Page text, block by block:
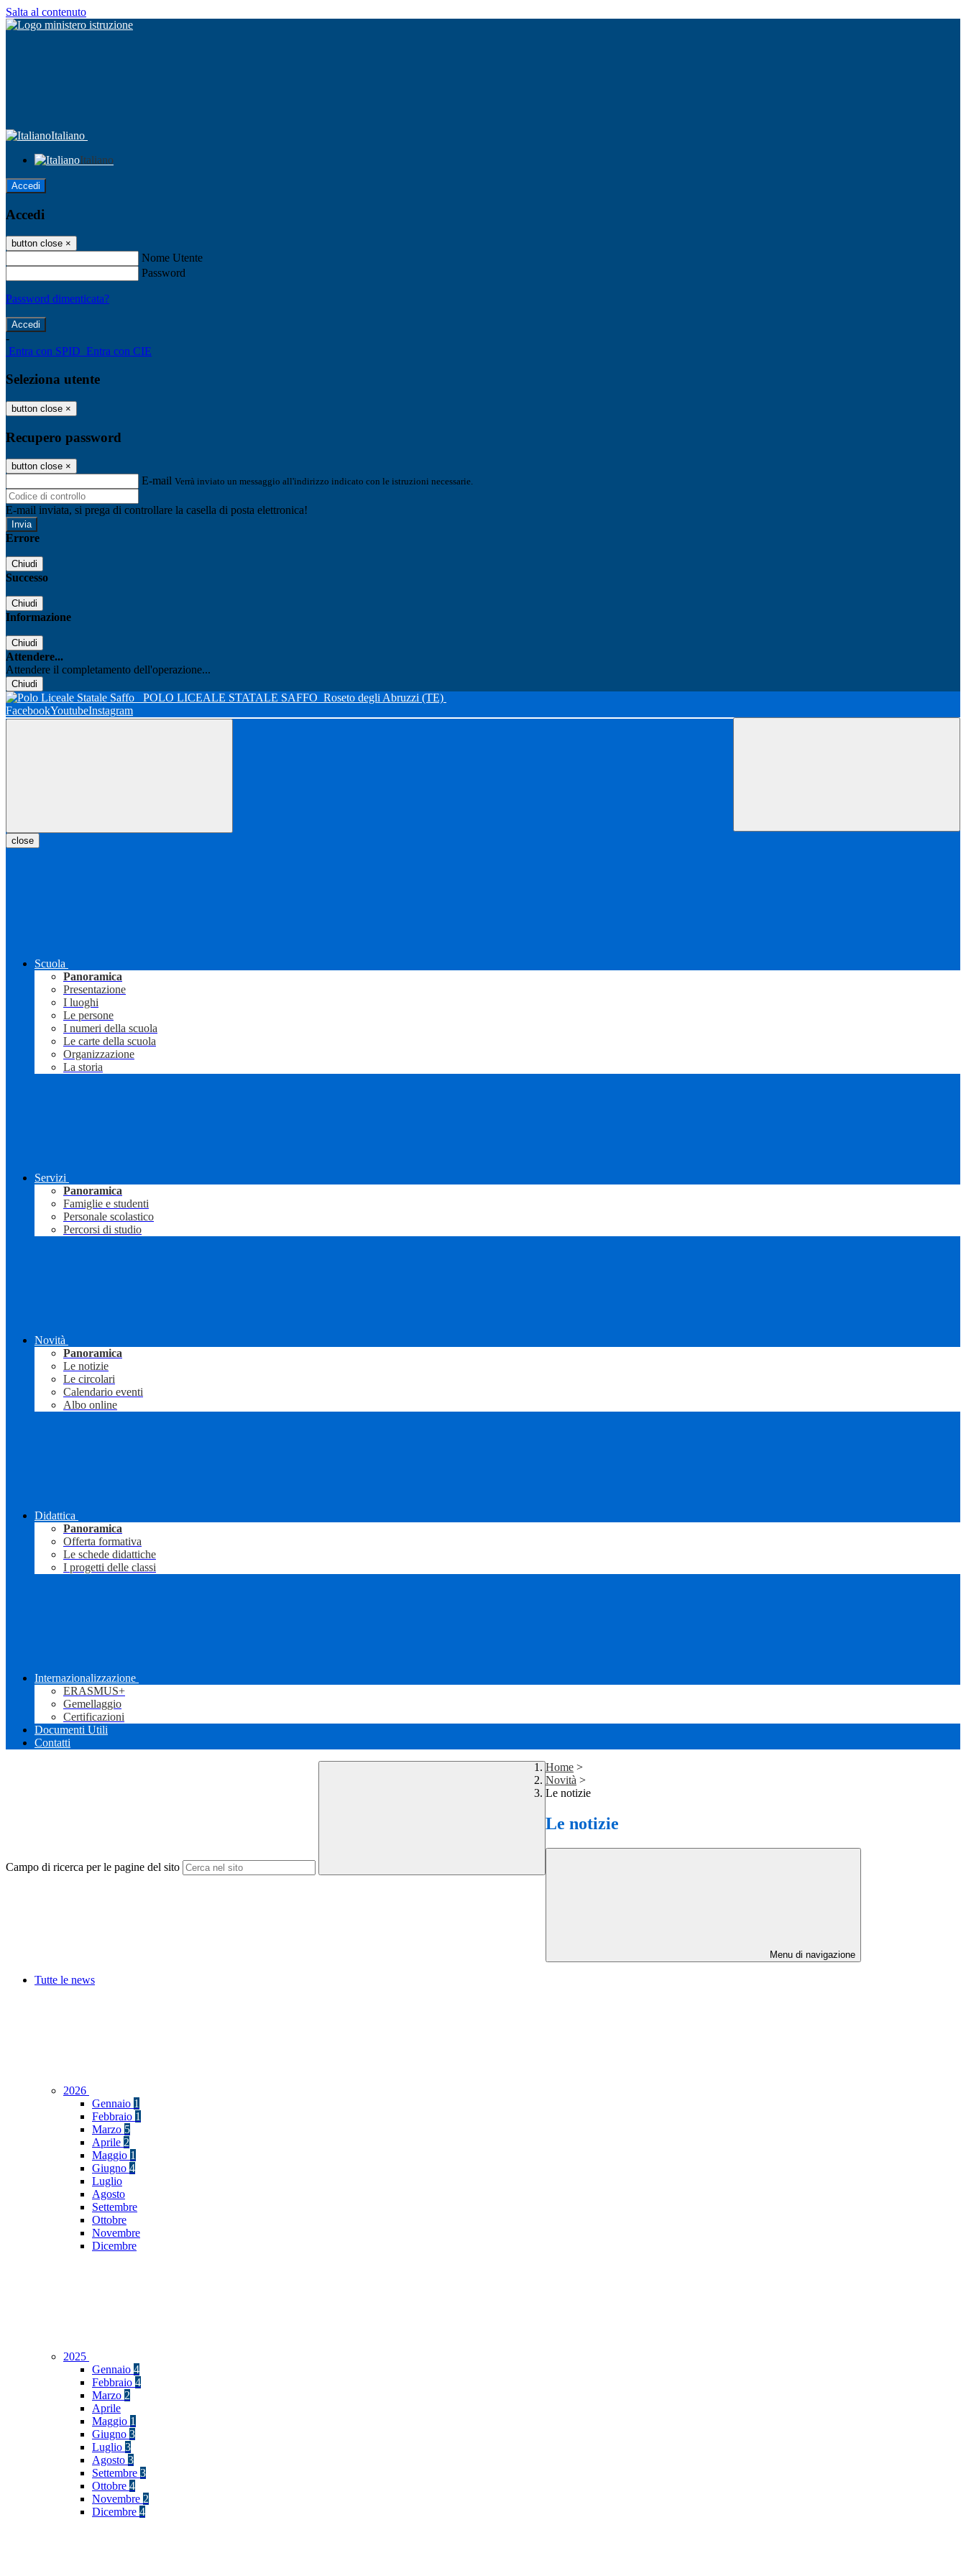
Salta al contenuto
Italiano
Italiano
Accedi
Accedi
button close ×
Nome Utente
Password
Password dimenticata?
-
Entra con SPID Entra con CIE
Seleziona utente
button close ×
Recupero password
button close ×
E-mail Verrà inviato un messaggio all'indirizzo indicato con le istruzioni necessarie.
E-mail inviata, si prega di controllare la casella di posta elettronica!
Errore
Chiudi
Successo
Chiudi
Informazione
Chiudi
Attendere...
Attendere il completamento dell'operazione...
Chiudi
POLO LICEALE STATALE SAFFO Roseto degli Abruzzi (TE)
FacebookYoutubeInstagram
close
Scuola
Panoramica
Presentazione
I luoghi
Le persone
I numeri della scuola
Le carte della scuola
Organizzazione
La storia
Servizi
Panoramica
Famiglie e studenti
Personale scolastico
Percorsi di studio
Novità
Panoramica
Le notizie
Le circolari
Calendario eventi
Albo online
Didattica
Panoramica
Offerta formativa
Le schede didattiche
I progetti delle classi
Internazionalizzazione
ERASMUS+
Gemellaggio
Certificazioni
Documenti Utili
Contatti
Campo di ricerca per le pagine del sito
Home >
Novità >
Le notizie
Le notizie
Menu di navigazione
Tutte le news
2026
Gennaio 1
Febbraio 1
Marzo 5
Aprile 2
Maggio 1
Giugno 4
Luglio
Agosto
Settembre
Ottobre
Novembre
Dicembre
2025
Gennaio 4
Febbraio 4
Marzo 2
Aprile
Maggio 1
Giugno 3
Luglio 3
Agosto 3
Settembre 3
Ottobre 4
Novembre 2
Dicembre 4